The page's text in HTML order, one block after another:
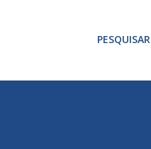
PESQUISAR